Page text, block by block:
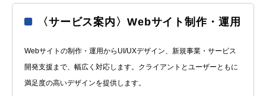
〈サービス案内〉Webサイト制作・運用
Webサイトの制作・運用からUI/UXデザイン、新規事業・サービス
開発支援まで、幅広く対応します。クライアントとユーザーともに
満足度の高いデザインを提供します。